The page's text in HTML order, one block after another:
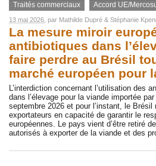
Traités commerciaux
Accord UE/
13 mai 2026, par Mathilde Dupré & Stéphanie
La mesure miroir
antibiotiques dans
faire perdre au Brésil
marché européen pour
L’interdiction concernant l’utilisation des
dans l’élevage pour la viande importée
septembre 2026 et pour l’instant, le
exportateurs en capacité de garantir le
européennes. Le pays vient d’être retiré
autorisés à exporter de la viande et des